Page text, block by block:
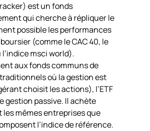
est un fonds
qui cherche à répliquer le
possible les performances
(comme le CAC 40, le
l’indice msci world).
aux fonds communs de
où la gestion est
choisit les actions), l’ETF
gestion passive. Il achète
les mêmes entreprises que
l’indice de référence.